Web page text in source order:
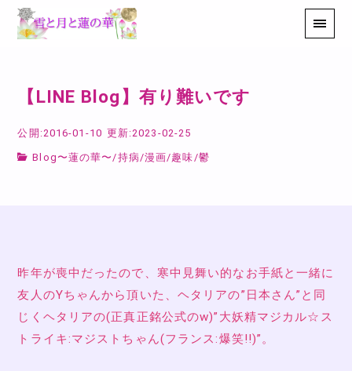
【LINE Blog】有り難いです
公開:2016-01-10 更新:2023-02-25
Blog〜蓮の華〜 /持病 /漫画/趣味 /鬱
昨年が喪中だったので、寒中見舞い的なお手紙と一緒に
友人のYちゃんから頂いた、ヘタリアの”日本さん”と同
じくヘタリアの(正真正銘公式のw)”大妖精マジカル☆ス
トライキ:マジストちゃん(フランス:爆笑!!)”。